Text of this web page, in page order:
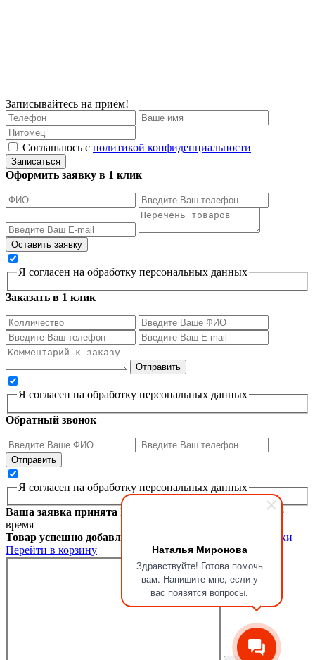
Наталья Миронова
Здравствуйте! Готова помочь
вам. Напишите мне, если у
вас появятся вопросы.
Записывайтесь на приём!
Соглашаюсь с политикой конфиденциальности
Записаться
Оформить заявку в 1 клик
Я согласен на обработку персональных данных
Заказать в 1 клик
Я согласен на обработку персональных данных
Обратный звонок
Я согласен на обработку персональных данных
Ваша заявка принята Мы перезвоним вам в ближайшее
время
Товар успешно добавлен в корзину
Продолжить покупки
Перейти в корзину